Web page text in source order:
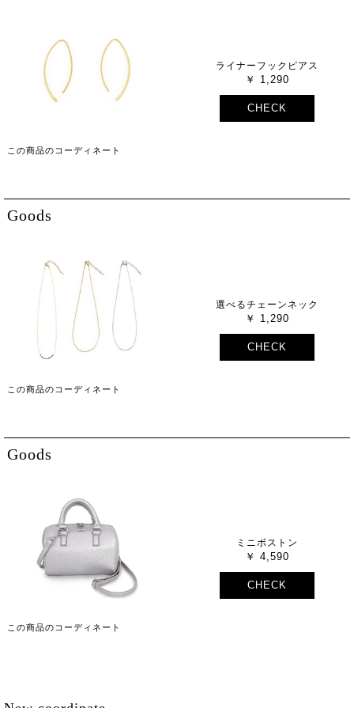
ライナーフックピアス
1,290
CHECK
この商品のコーディネート
Goods
選べるチェーンネック
1,290
CHECK
この商品のコーディネート
Goods
ミニボストン
4,590
CHECK
この商品のコーディネート